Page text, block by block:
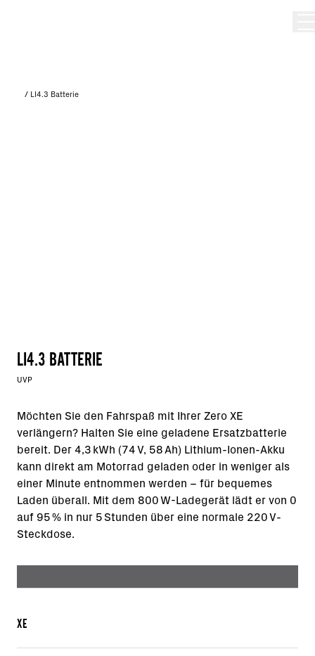
/ LI4.3 Batterie
LI4.3 BATTERIE
UVP
Möchten Sie den Fahrspaß mit Ihrer Zero XE
verlängern? Halten Sie eine geladene Ersatzbatterie
bereit. Der 4,3 kWh (74 V, 58 Ah) Lithium-Ionen-Akku
kann direkt am Motorrad geladen oder in weniger als
einer Minute entnommen werden – für bequemes
Laden überall. Mit dem 800 W-Ladegerät lädt er von 0
auf 95 % in nur 5 Stunden über eine normale 220 V-
Steckdose.
XE